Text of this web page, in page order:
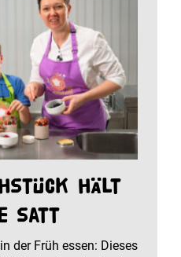
hält
satt
der Früh essen: Dieses